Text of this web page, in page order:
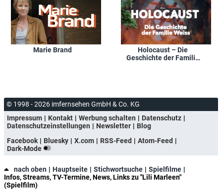
Marie Brand
Holocaust – Die
Geschichte der Familie
© 1998 - 2026 imfernsehen GmbH & Co. KG
Impressum
Kontakt Werbung schalten
Datenschutz
Datenschutzeinstellungen
Newsletter
Blog
Facebook
Bluesky X.com RSS-Feed
Atom-Feed
Dark-Mode
nach oben Hauptseite Stichwortsuche
Spielfilme
Infos, Streams, TV-Termine, News, Links zu "Lili Marleen"
(Spielfilm)